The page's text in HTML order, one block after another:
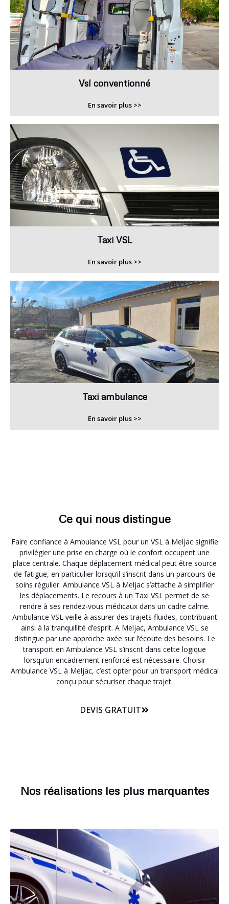
Vsl conventionné
En savoir plus >>
Taxi VSL
En savoir plus >>
Taxi ambulance
En savoir plus >>
Ce qui nous distingue
Faire confiance à Ambulance VSL pour un VSL à Meljac signifie
privilégier une prise en charge où le confort occupent une
place centrale. Chaque déplacement médical peut être source
de fatigue, en particulier lorsqu’il s’inscrit dans un parcours de
soins régulier. Ambulance VSL à Meljac s’attache à simplifier
les déplacements. Le recours à un Taxi VSL permet de se
rendre à ses rendez-vous médicaux dans un cadre calme.
Ambulance VSL veille à assurer des trajets fluides, contribuant
ainsi à la tranquillité d’esprit. A Meljac, Ambulance VSL se
distingue par une approche axée sur l’écoute des besoins. Le
transport en Ambulance VSL s’inscrit dans cette logique
lorsqu’un encadrement renforcé est nécessaire. Choisir
Ambulance VSL à Meljac, c’est opter pour un transport médical
conçu pour sécuriser chaque trajet.
DEVIS GRATUIT
Nos réalisations les plus marquantes